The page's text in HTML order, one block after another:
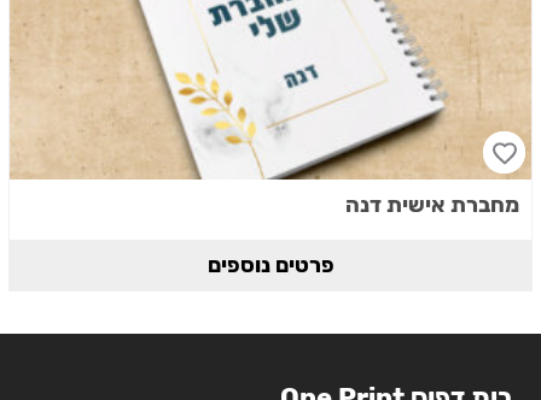
מחברת אישית דנה
פרטים נוספים